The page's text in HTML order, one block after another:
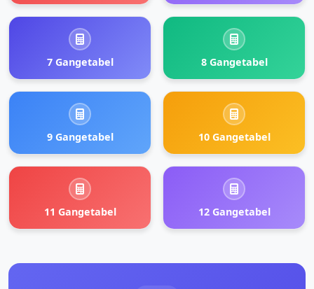
7 Gangetabel 8 Gangetabel
9 Gangetabel 10 Gangetabel
11 Gangetabel 12 Gangetabel